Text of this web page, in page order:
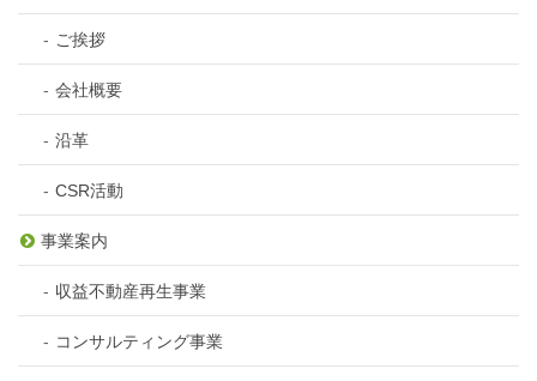
ご挨拶
会社概要
沿革
CSR活動
事業案内
収益不動産再生事業
コンサルティング事業